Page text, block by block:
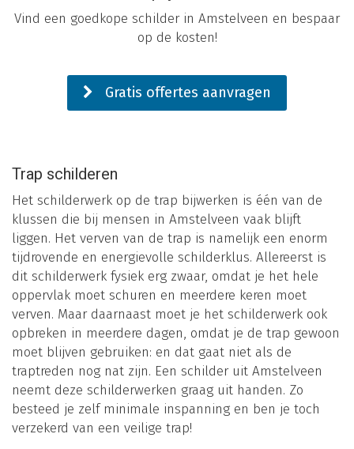
Vind een goedkope schilder in Amstelveen en bespaar
op de kosten!
Gratis offertes aanvragen
Trap schilderen
Het schilderwerk op de trap bijwerken is één van de
klussen die bij mensen in Amstelveen vaak blijft
liggen. Het verven van de trap is namelijk een enorm
tijdrovende en energievolle schilderklus. Allereerst is
dit schilderwerk fysiek erg zwaar, omdat je het hele
oppervlak moet schuren en meerdere keren moet
verven. Maar daarnaast moet je het schilderwerk ook
opbreken in meerdere dagen, omdat je de trap gewoon
moet blijven gebruiken: en dat gaat niet als de
traptreden nog nat zijn. Een schilder uit Amstelveen
neemt deze schilderwerken graag uit handen. Zo
besteed je zelf minimale inspanning en ben je toch
verzekerd van een veilige trap!